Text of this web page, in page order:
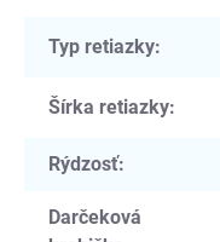
Typ retiazky:
Šírka retiazky:
Rýdzosť:
Darčeková